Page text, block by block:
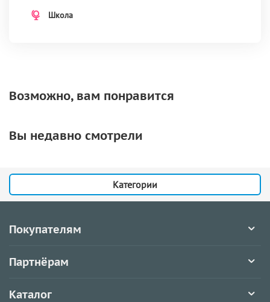
Школа
Возможно, вам понравится
Вы недавно смотрели
Категории
Покупателям
Партнёрам
Каталог